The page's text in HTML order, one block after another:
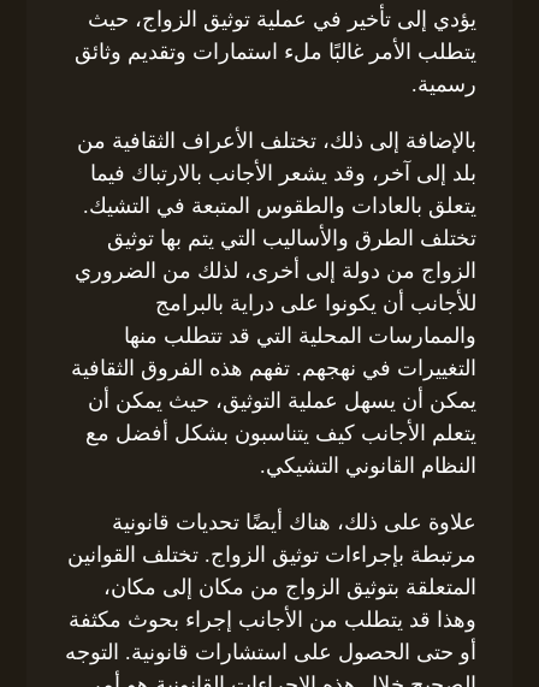
يؤدي إلى تأخير في عملية توثيق الزواج، حيث
يتطلب الأمر غالبًا ملء استمارات وتقديم وثائق
رسمية.
بالإضافة إلى ذلك، تختلف الأعراف الثقافية من
بلد إلى آخر، وقد يشعر الأجانب بالارتباك فيما
يتعلق بالعادات والطقوس المتبعة في التشيك.
تختلف الطرق والأساليب التي يتم بها توثيق
الزواج من دولة إلى أخرى، لذلك من الضروري
للأجانب أن يكونوا على دراية بالبرامج
والممارسات المحلية التي قد تتطلب منها
التغييرات في نهجهم. تفهم هذه الفروق الثقافية
يمكن أن يسهل عملية التوثيق، حيث يمكن أن
يتعلم الأجانب كيف يتناسبون بشكل أفضل مع
النظام القانوني التشيكي.
علاوة على ذلك، هناك أيضًا تحديات قانونية
مرتبطة بإجراءات توثيق الزواج. تختلف القوانين
المتعلقة بتوثيق الزواج من مكان إلى مكان،
وهذا قد يتطلب من الأجانب إجراء بحوث مكثفة
أو حتى الحصول على استشارات قانونية. التوجه